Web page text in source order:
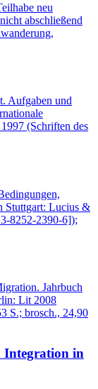
neu
abschließend
Aufgaben und
(Schriften des
Stuttgart: Lucius &
8252-2390-6]);
Jahrbuch
Lit 2008
S.; brosch., 24,90
Integration in